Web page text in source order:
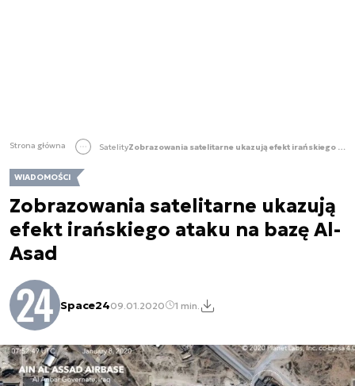
Strona główna Satelity Zobrazowania satelitarne ukazują efekt irańskiego ataku na bazę Al-Asad
WIADOMOŚCI
Zobrazowania satelitarne ukazują
efekt irańskiego ataku na bazę Al-
Asad
Space2409.01.2020 1 min.